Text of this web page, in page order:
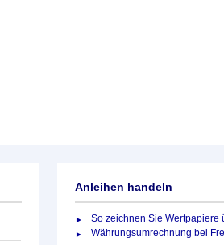
Anleihen handeln
So zeichnen Sie Wertpapiere
Währungsumrechnung bei